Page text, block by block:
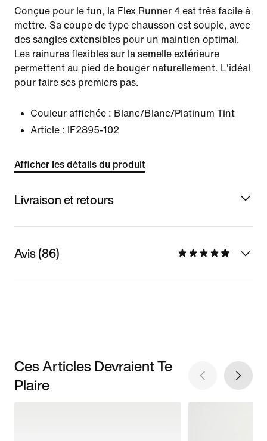
Conçue pour le fun, la Flex Runner 4 est très facile à
mettre. Sa coupe de type chausson est souple, avec
des sangles extensibles pour un maintien optimal.
Les rainures flexibles sur la semelle extérieure
permettent au pied de bouger naturellement. L'idéal
pour faire ses premiers pas.
Couleur affichée : Blanc/Blanc/Platinum Tint
Article :
IF2895-102
Afficher les détails du produit
Livraison et retours
Avis (86)
Ces Articles Devraient Te
Plaire